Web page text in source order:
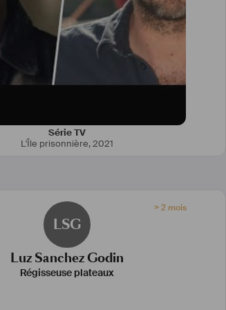
Série TV
L'Île prisonnière,2021
LSG
> 2 mois
Luz Sanchez Godin
Régisseuse plateaux